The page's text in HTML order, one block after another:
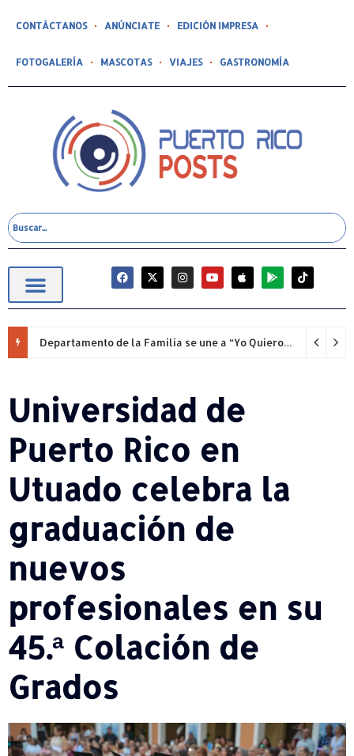
CONTÁCTANOS ANÚNCIATE EDICIÓN IMPRESA
FOTOGALERÍA MASCOTAS VIAJES GASTRONOMÍA
Departamento de la Familia se une a “Yo Quiero Mi Escuela 2026”
Universidad de
Puerto Rico en
Utuado celebra la
graduación de
nuevos
profesionales en su
45.ª Colación de
Grados